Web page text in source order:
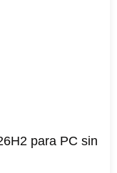
para PC sin